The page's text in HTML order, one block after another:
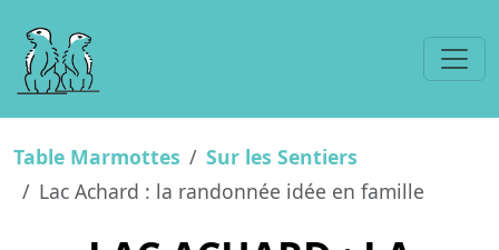
Table Marmottes
Sur les Sentiers
Lac Achard : la randonnée idée en famille